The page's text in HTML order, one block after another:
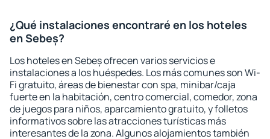
¿Qué instalaciones encontraré en los hoteles
en Sebeș?
Los hoteles en Sebeș ofrecen varios servicios e
instalaciones a los huéspedes. Los más comunes son Wi-
Fi gratuito, áreas de bienestar con spa, minibar/caja
fuerte en la habitación, centro comercial, comedor, zona
de juegos para niños, aparcamiento gratuito, y folletos
informativos sobre las atracciones turísticas más
interesantes de la zona. Algunos alojamientos también